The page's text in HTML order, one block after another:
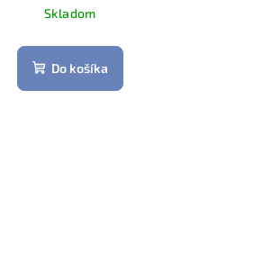
cena:
Skladom
Do košíka